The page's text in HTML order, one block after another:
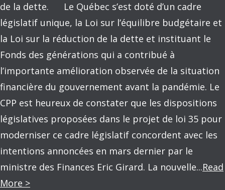
de la dette. Le Québec s’est doté d’un cadre
législatif unique, la Loi sur l’équilibre budgétaire et
la Loi sur la réduction de la dette et instituant le
Fonds des générations qui a contribué à
l’importante amélioration observée de la situation
financière du gouvernement avant la pandémie. Le
CPP est heureux de constater que les dispositions
législatives proposées dans le projet de loi 35 pour
moderniser ce cadre législatif concordent avec les
intentions annoncées en mars dernier par le
ministre des Finances Eric Girard. La nouvelle...Read
More >